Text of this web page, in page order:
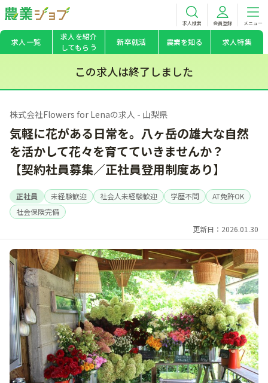
求人検索 会員登録 メニュー
求人一覧
求人を紹介
してもらう
新卒就活 農業を知る 求人特集
この求人は終了しました
株式会社Flowers for Lenaの求人 - 山梨県
気軽に花がある日常を。八ヶ岳の雄大な自然
を活かして花々を育てていきませんか？
【契約社員募集／正社員登用制度あり】
正社員 未経験歓迎 社会人未経験歓迎 学歴不問
AT免許OK
社会保険完備
更新日：2026.01.30